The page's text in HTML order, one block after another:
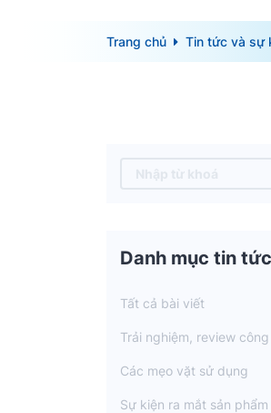
Trang chủ Tin tức và sự
Danh mục tin tức
Tất cả bài viết
Trải nghiệm, review
Các mẹo vặt sử dụng
Sự kiện ra mắt sản phẩm